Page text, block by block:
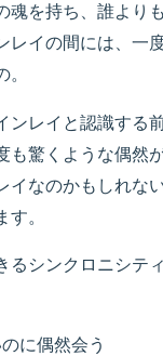
魂を持ち、誰より
レイの間には、一
ンレイと認識する
も驚くような偶然
イなのかもしれ
。
るシンクロニシテ
に偶然会う